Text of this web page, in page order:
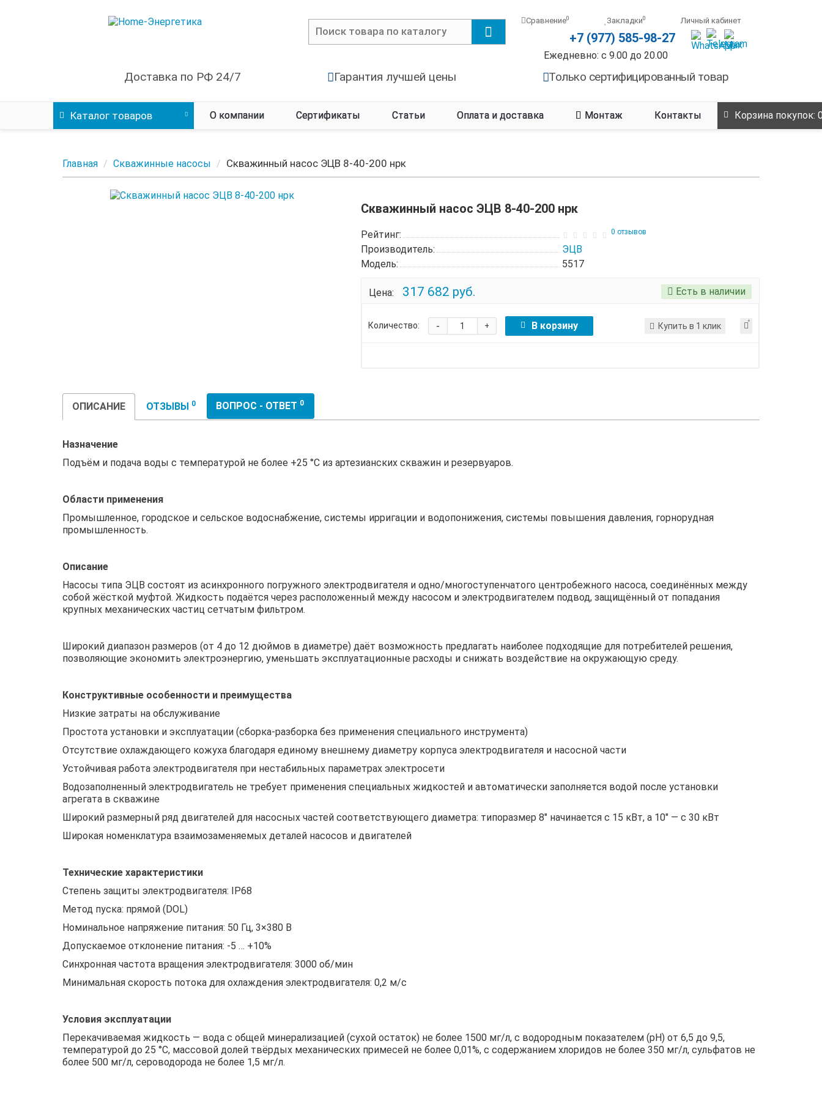
Сравнение0 Закладки0 Личный кабинет
+7 (977) 585-98-27
Ежедневно: с 9.00 до 20.00
Доставка по РФ 24/7 Гарантия лучшей цены Только сертифицированный товар
Каталог товаров О компании Сертификаты Статьи Оплата и доставка Монтаж Контакты Корзина покупок:
Главная Скважинные насосы Скважинный насос ЭЦВ 8-40-200 нрк
Скважинный насос ЭЦВ 8-40-200 нрк
Рейтинг: 0 отзывов
Производитель:
ЭЦВ
Модель:
5517
Цена: 317 682 руб. Есть в наличии
Количество: +
- В корзину Купить в 1 клик
ОПИСАНИЕ ОТЗЫВЫ 0 ВОПРОС - ОТВЕТ 0
Назначение
Подъём и подача воды с температурой не более +25 °С из артезианских скважин и резервуаров.
Области применения
Промышленное, городское и сельское водоснабжение, системы ирригации и водопонижения, системы повышения давления, горнорудная
промышленность.
Описание
Насосы типа ЭЦВ состоят из асинхронного погружного электродвигателя и одно/многоступенчатого центробежного насоса, соединённых между
собой жёсткой муфтой. Жидкость подаётся через расположенный между насосом и электродвигателем подвод, защищённый от попадания
крупных механических частиц сетчатым фильтром.
Широкий диапазон размеров (от 4 до 12 дюймов в диаметре) даёт возможность предлагать наиболее подходящие для потребителей решения,
позволяющие экономить электроэнергию, уменьшать эксплуатационные расходы и снижать воздействие на окружающую среду.
Конструктивные особенности и преимущества
Низкие затраты на обслуживание
Простота установки и эксплуатации (сборка-разборка без применения специального инструмента)
Отсутствие охлаждающего кожуха благодаря единому внешнему диаметру корпуса электродвигателя и насосной части
Устойчивая работа электродвигателя при нестабильных параметрах электросети
Водозаполненный электродвигатель не требует применения специальных жидкостей и автоматически заполняется водой после установки
агрегата в скважине
Широкий размерный ряд двигателей для насосных частей соответствующего диаметра: типоразмер 8″ начинается с 15 кВт, а 10″ — с 30 кВт
Широкая номенклатура взаимозаменяемых деталей насосов и двигателей
Технические характеристики
Степень защиты электродвигателя: IP68
Метод пуска: прямой (DOL)
Номинальное напряжение питания: 50 Гц, 3×380 В
Допускаемое отклонение питания: -5 … +10%
Синхронная частота вращения электродвигателя: 3000 об/мин
Минимальная скорость потока для охлаждения электродвигателя: 0,2 м/с
Условия эксплуатации
Перекачиваемая жидкость — вода с общей минерализацией (сухой остаток) не более 1500 мг/л, с водородным показателем (рН) от 6,5 до 9,5,
температурой до 25 °C, массовой долей твёрдых механических примесей не более 0,01%, с содержанием хлоридов не более 350 мг/л, сульфатов не
более 500 мг/л, сероводорода не более 1,5 мг/л.